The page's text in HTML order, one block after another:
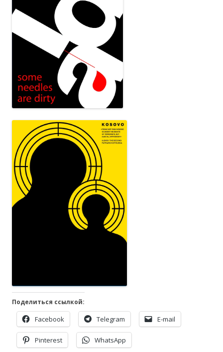
Поделиться ссылкой:
Facebook Telegram E-mail
Pinterest WhatsApp